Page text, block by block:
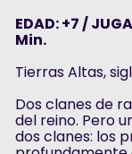
EDAD: +7 /
Min.
Tierras Altas,
Dos clanes de
del reino. Pero
dos clanes: los